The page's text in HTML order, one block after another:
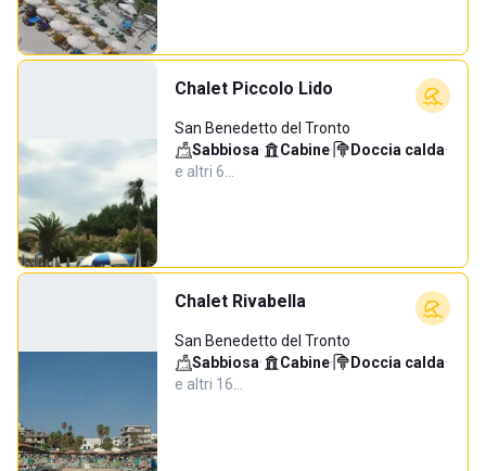
Chalet Piccolo Lido
San Benedetto del Tronto
Sabbiosa· Cabine· Doccia calda·
e altri 6…
Chalet Rivabella
San Benedetto del Tronto
Sabbiosa· Cabine· Doccia calda·
e altri 16…